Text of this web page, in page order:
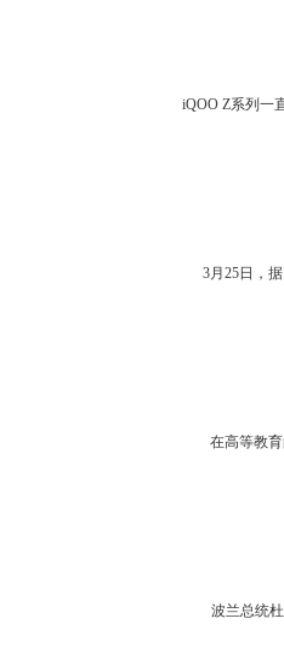
iQOO Z系列一直
3月25日，据
在高等教育的
波兰总统杜达